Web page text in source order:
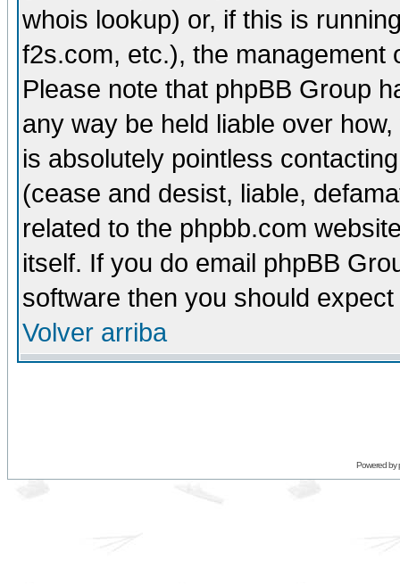
whois lookup) or, if this is
f2s.com, etc.), the management
Please note that phpBB Group
any way be held liable over
is absolutely pointless
(cease and desist, liable,
related to the phpbb.com
itself. If you do email phpBB
software then you should
Volver arriba
Powered by